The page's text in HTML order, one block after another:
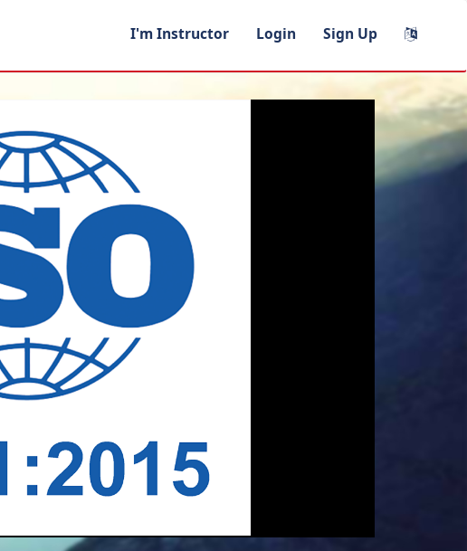
I'm Instructor Login Sign Up